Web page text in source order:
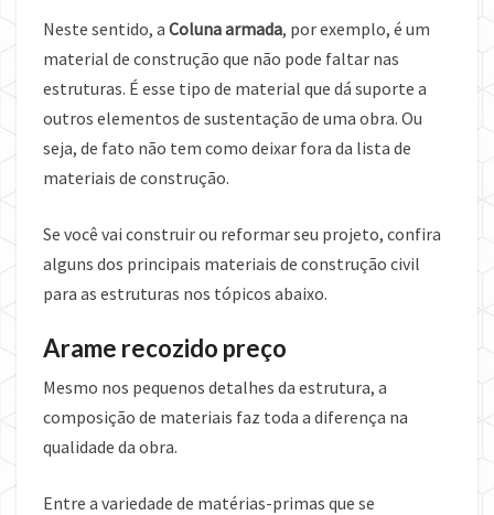
Neste sentido, a Coluna armada, por exemplo, é um
material de construção que não pode faltar nas
estruturas. É esse tipo de material que dá suporte a
outros elementos de sustentação de uma obra. Ou
seja, de fato não tem como deixar fora da lista de
materiais de construção.
Se você vai construir ou reformar seu projeto, confira
alguns dos principais materiais de construção civil
para as estruturas nos tópicos abaixo.
Arame recozido preço
Mesmo nos pequenos detalhes da estrutura, a
composição de materiais faz toda a diferença na
qualidade da obra.
Entre a variedade de matérias-primas que se